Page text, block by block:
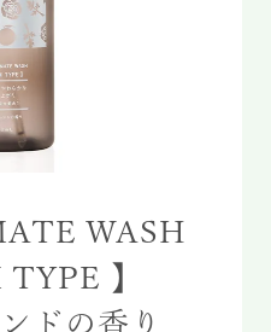
WASH
TYPE 】
ドの香り